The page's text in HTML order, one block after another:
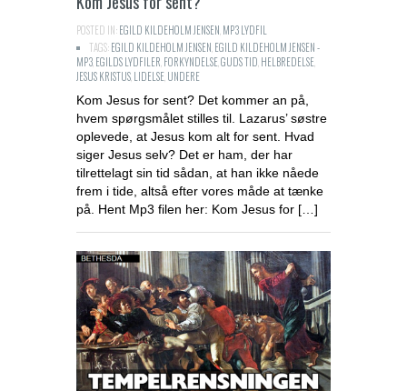
POSTED IN:EGILD KILDEHOLM JENSEN MP3 LYDFIL
TAGS:EGILD KILDEHOLM JENSEN EGILD KILDEHOLM JENSEN -
MP3 EGILDS LYDFILER FORKYNDELSEGUDS TID HELBREDELSE
JESUS KRISTUS LIDELSE UNDERE
Kom Jesus for sent? Det kommer an på,
hvem spørgsmålet stilles til. Lazarus’ søstre
oplevede, at Jesus kom alt for sent. Hvad
siger Jesus selv? Det er ham, der har
tilrettelagt sin tid sådan, at han ikke nåede
frem i tide, altså efter vores måde at tænke
på. Hent Mp3 filen her: Kom Jesus for […]